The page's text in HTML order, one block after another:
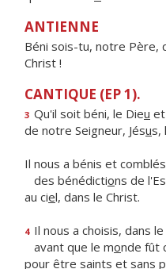
ANTIENNE
Béni sois-tu, notre Père,
Christ !
CANTIQUE (EP 1).
3 Qu'il soit béni, le Dieu
de notre Seigneur, Jésus,
Il nous a bénis et comblés
des bénédictions de
au ciel, dans le Christ.
4 Il nous a choisis, dans
avant que le monde fût
pour être saints et sans